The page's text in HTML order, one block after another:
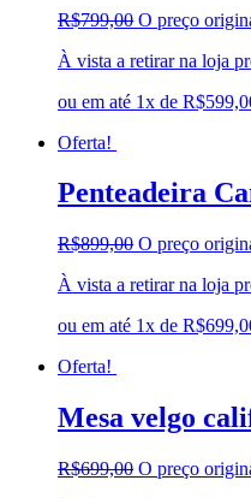
R$799,00 O preço
À vista a retirar na loja
ou em até 1x de
Oferta!
Penteadeira
R$899,00 O preço
À vista a retirar na loja
ou em até 1x de
Oferta!
Mesa velgo
R$699,00 O preço